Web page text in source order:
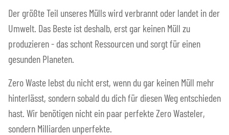
Der größte Teil unseres Mülls wird verbrannt oder landet in der
Umwelt. Das Beste ist deshalb, erst gar keinen Müll zu
produzieren - das schont Ressourcen und sorgt für einen
gesunden Planeten.
Zero Waste lebst du nicht erst, wenn du gar keinen Müll mehr
hinterlässt, sondern sobald du dich für diesen Weg entschieden
hast. Wir benötigen nicht ein paar perfekte Zero Wasteler,
sondern Milliarden unperfekte.